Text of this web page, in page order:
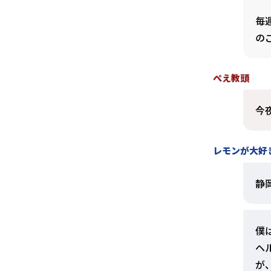
毎
の
ぺえ教頭
今
レモンが大好
静
僕
ヘ
が